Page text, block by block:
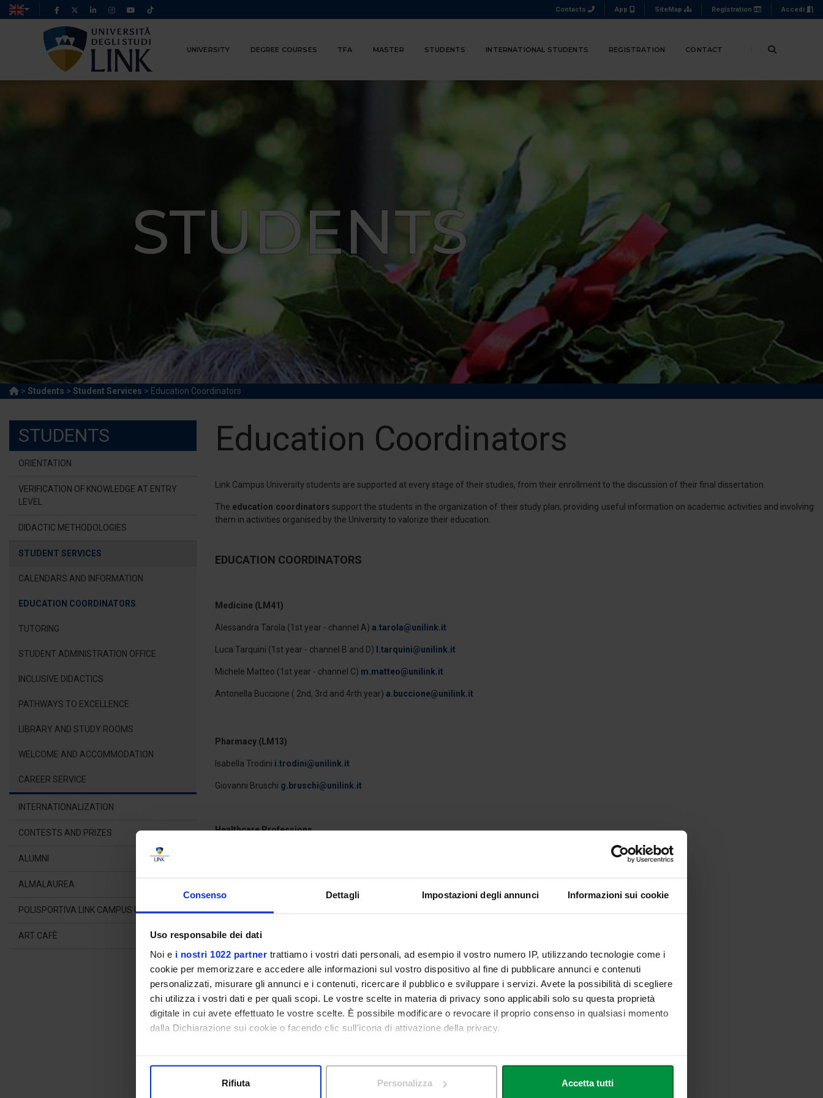
Consenso Dettagli Impostazioni degli annunci Informazioni sui cookie
Uso responsabile dei dati
Noi e i nostri 1022 partner trattiamo i vostri dati personali, ad esempio il vostro numero IP, utilizzando tecnologie come i
cookie per memorizzare e accedere alle informazioni sul vostro dispositivo al fine di pubblicare annunci e contenuti
personalizzati, misurare gli annunci e i contenuti, ricercare il pubblico e sviluppare i servizi. Avete la possibilità di scegliere
chi utilizza i vostri dati e per quali scopi. Le vostre scelte in materia di privacy sono applicabili solo su questa proprietà
digitale in cui avete effettuato le vostre scelte. È possibile modificare o revocare il proprio consenso in qualsiasi momento
dalla Dichiarazione sui cookie o facendo clic sull'icona di attivazione della privacy.
Identificare il tuo dispositivo, scansionandolo attivamente alla ricerca di caratteristiche specifiche (impronte digitali).
Rifiuta Personalizza Accetta tutti
Contacts App SiteMap Registration Accedi
UNIVERSITY DEGREE COURSES TFA MASTER STUDENTS INTERNATIONAL STUDENTS REGISTRATION CONTACT
STUDENTS
> Students > Student Services > Education Coordinators
STUDENTS
ORIENTATION
VERIFICATION OF KNOWLEDGE AT ENTRY
LEVEL
DIDACTIC METHODOLOGIES
STUDENT SERVICES
CALENDARS AND INFORMATION
EDUCATION COORDINATORS
TUTORING
STUDENT ADMINISTRATION OFFICE
INCLUSIVE DIDACTICS
PATHWAYS TO EXCELLENCE
LIBRARY AND STUDY ROOMS
WELCOME AND ACCOMMODATION
CAREER SERVICE
INTERNATIONALIZATION
CONTESTS AND PRIZES
ALUMNI
ALMALAUREA
POLISPORTIVA LINK CAMPUS UNIVERSITY
ART CAFÈ
Education Coordinators
Link Campus University students are supported at every stage of their studies, from their enrollment to the discussion of their final dissertation.
The education coordinators support the students in the organization of their study plan, providing useful information on academic activities and involving
them in activities organised by the University to valorize their education.
EDUCATION COORDINATORS
Medicine (LM41)
Alessandra Tarola (1st year - channel A) a.tarola@unilink.it
Luca Tarquini (1st year - channel B and D) l.tarquini@unilink.it
Michele Matteo (1st year - channel C) m.matteo@unilink.it
Antonella Buccione ( 2nd, 3rd and 4rth year) a.buccione@unilink.it
Pharmacy (LM13)
Isabella Trodini i.trodini@unilink.it
Giovanni Bruschi g.bruschi@unilink.it
Healthcare Professions
Radiology Technicques (L/SNT3) Luca Tarquini l.tarquini@unilink.it
Dentistry (LM-46)
Michele Matteom.matteo@unilink.it
DAMS (L-3) and Communication Sciences (L20 - LM59)